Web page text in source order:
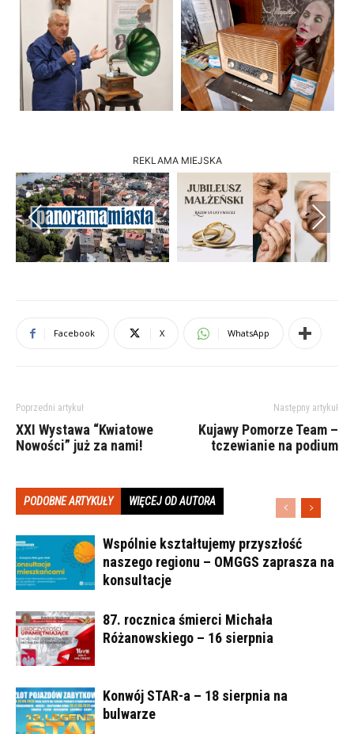
REKLAMA MIEJSKA
Previous Next
Facebook X WhatsApp
Poprzedni artykuł
XXI Wystawa “Kwiatowe
Nowości” już za nami!
Następny artykuł
Kujawy Pomorze Team –
tczewianie na podium
PODOBNE ARTYKUŁY WIĘCEJ OD AUTORA
Wspólnie kształtujemy przyszłość
naszego regionu – OMGGS zaprasza na
konsultacje
87. rocznica śmierci Michała
Różanowskiego – 16 sierpnia
Konwój STAR-a – 18 sierpnia na
bulwarze